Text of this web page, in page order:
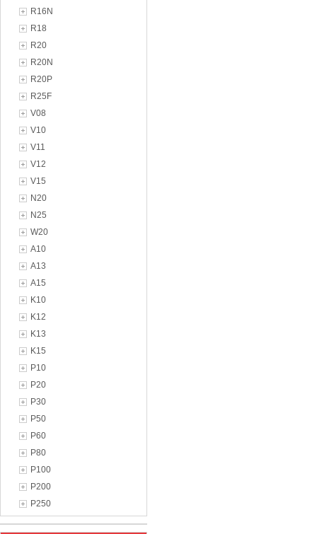
R16N
R18
R20
R20N
R20P
R25F
V08
V10
V11
V12
V15
N20
N25
W20
A10
A13
A15
K10
K12
K13
K15
P10
P20
P30
P50
P60
P80
P100
P200
P250